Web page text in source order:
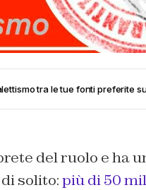
tra le tue fonti preferite
del ruolo e ha
solito:più di 50